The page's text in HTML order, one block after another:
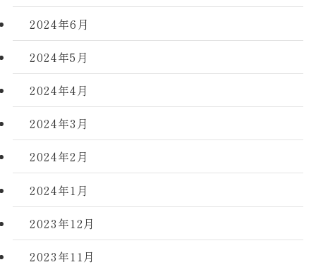
2024年6月
2024年5月
2024年4月
2024年3月
2024年2月
2024年1月
2023年12月
2023年11月